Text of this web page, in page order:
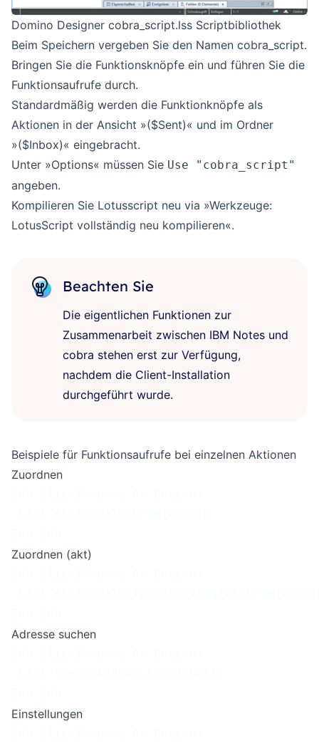
Domino Designer cobra_script.lss Scriptbibliothek
Beim Speichern vergeben Sie den Namen cobra_script.
Bringen Sie die Funktionsknöpfe ein und führen Sie die
Funktionsaufrufe durch.
Standardmäßig werden die Funktionknöpfe als
Aktionen in der Ansicht »($Sent)« und im Ordner
»($Inbox)« eingebracht.
Unter »Options« müssen Sie Use "cobra_script"
angeben.
Kompilieren Sie Lotusscript neu via »Werkzeuge:
LotusScript vollständig neu kompilieren«.
Beachten Sie
Die eigentlichen Funktionen zur
Zusammenarbeit zwischen IBM Notes und
cobra stehen erst zur Verfügung,
nachdem die Client-Installation
durchgeführt wurde.
Beispiele für Funktionsaufrufe bei einzelnen Aktionen
Zuordnen
Zuordnen (akt)
Adresse suchen
Einstellungen